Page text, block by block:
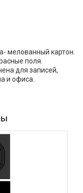
мелованный картон.
поля.
для записей,
и офиса.